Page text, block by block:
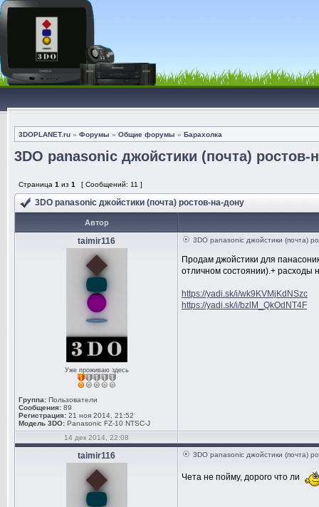
3DOPLANET.ru » Форумы » Общие форумы » Барахолка
3DO panasonic джойстики (почта) ростов-
Страница 1 из 1 [ Сообщений: 11 ]
3DO panasonic джойстики (почта) ростов-на-дону
Автор
taimir116
Уже проживаю здесь
Группа: Пользователи
Сообщения: 89
Регистрация: 21 ноя 2014, 21:52
Модель 3DO: Panasonic FZ-10 NTSC-J
3DO panasonic джойстики (почта)
Продам джойстики для
отличном состоянии).+ расходы
https://yadi.sk/i/wk9KVMjKdNSzc
https://yadi.sk/i/bzlM_QkOdNT4F
14 дек 2014, 22:08
taimir116 3DO panasonic джойстики (почта)
Чета не пойму, дорого что ли